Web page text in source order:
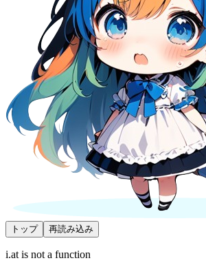
トップ 再読み込み
i.at is not a function